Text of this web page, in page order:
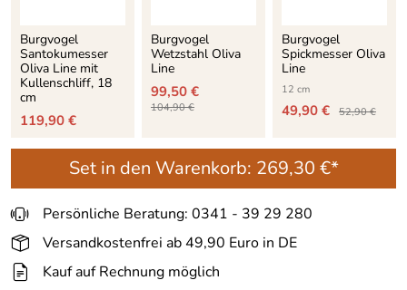
Burgvogel
Santokumesser
Oliva Line mit
Kullenschliff, 18
cm
119,90 €
Burgvogel
Wetzstahl Oliva
Line
99,50 €
104,90 €
Burgvogel
Spickmesser Oliva
Line
12 cm
49,90 € 52,90 €
Set in den Warenkorb: 269,30 €*
Persönliche Beratung: 0341 - 39 29 280
Versandkostenfrei ab 49,90 Euro in DE
Kauf auf Rechnung möglich